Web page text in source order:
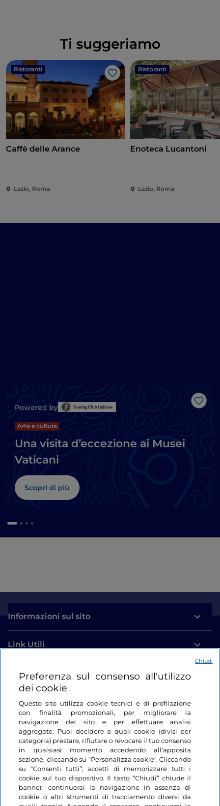
Ti suggeriamo
Ristoranti
Like
Caffè delle Arance
Lazio, Roma
Ristoranti
Enoteca Lucantoni
Lazio, Roma
Like
Powered by
Arte e cultura
Una visita d’eccezione ai Musei
Vaticani
Scopri di più
Informazioni sul sito
Link Utili
Login
Restiamo in contatto
Preferenza sul consenso all'utilizzo
dei cookie
Questo sito utilizza cookie tecnici e di profilazione
con finalità promozionali, per migliorare la
navigazione del sito e per effettuare analisi
aggregate. Puoi decidere a quali cookie (divisi per
categoria) prestare, rifiutare o revocare il tuo consenso
in qualsiasi momento accedendo all'apposita
sezione, cliccando su "Personalizza cookie". Cliccando
su “Consenti tutti”, accetti di memorizzare tutti i
cookie sul tuo dispositivo. Il tasto “Chiudi” chiude il
banner, continuerai la navigazione in assenza di
cookie o altri strumenti di tracciamento diversi da
Chiudi